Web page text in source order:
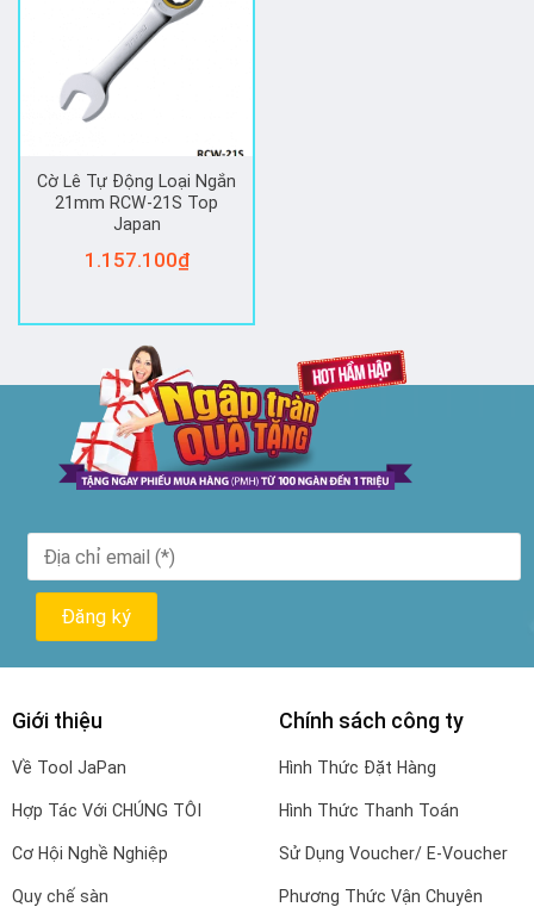
Cờ Lê Tự Động Loại Ngắn
21mm RCW-21S Top
Japan
1.157.100₫
Giới thiệu
Về Tool JaPan
Hợp Tác Với CHÚNG TÔI
Cơ Hội Nghề Nghiệp
Quy chế sàn
Chính sách công ty
Hình Thức Đặt Hàng
Hình Thức Thanh Toán
Sử Dụng Voucher/ E-Voucher
Phương Thức Vận Chuyên